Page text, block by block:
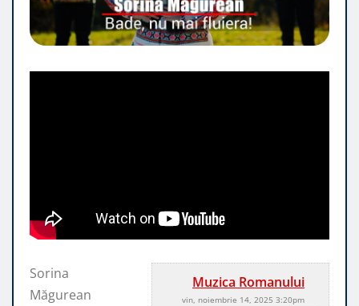
Muzica Romanului
vin, noiembrie 14, 2025 3:20pm
Sorina
Măgurean